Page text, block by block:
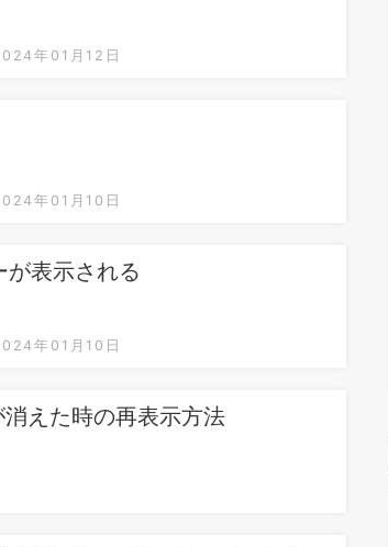
年01月12日
年01月10日
表示される
年01月10日
えた時の再表示方法